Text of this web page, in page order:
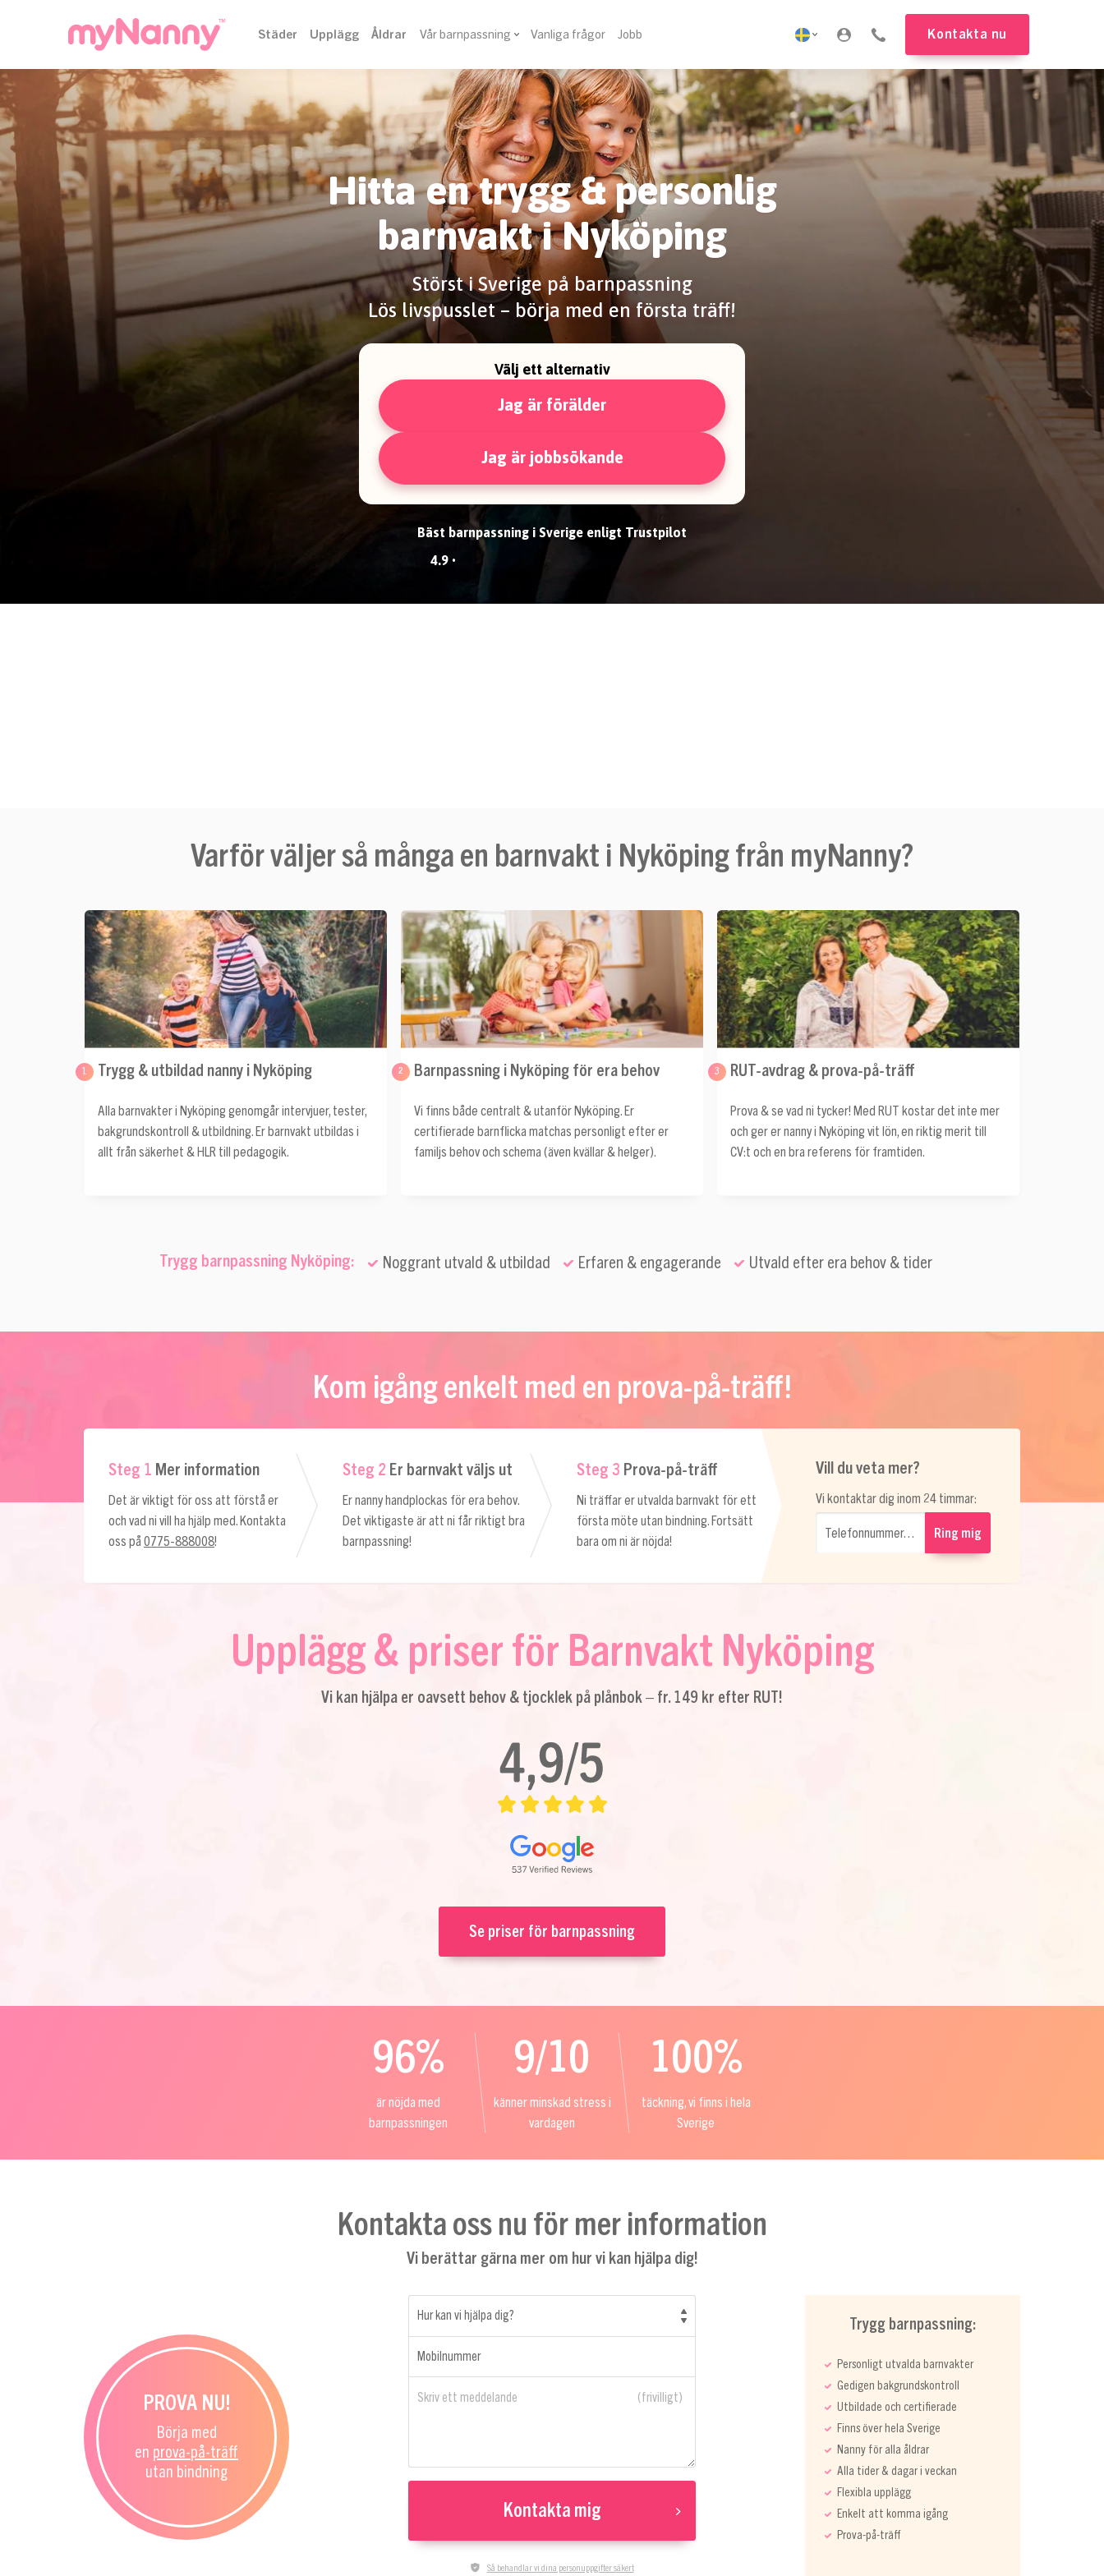
Städer Upplägg Åldrar Vår barnpassning Vanliga frågor Jobb Kontakta nu
Hitta en trygg & personlig
barnvakt i Nyköping
Störst i Sverige på barnpassning
Lös livspusslet – börja med en första träff!
Välj ett alternativ
Jag är förälder
Jag är jobbsökande
Bäst barnpassning i Sverige enligt Trustpilot
4.9 •
Varför väljer så många en barnvakt i Nyköping från myNanny?
1 Trygg & utbildad nanny i Nyköping
Alla barnvakter i Nyköping genomgår intervjuer, tester,
bakgrundskontroll & utbildning. Er barnvakt utbildas i
allt från säkerhet & HLR till pedagogik.
2 Barnpassning i Nyköping för era behov
Vi finns både centralt & utanför Nyköping. Er
certifierade barnflicka matchas personligt efter er
familjs behov och schema (även kvällar & helger).
3 RUT-avdrag & prova-på-träff
Prova & se vad ni tycker! Med RUT kostar det inte mer
och ger er nanny i Nyköping vit lön, en riktig merit till
CV:t och en bra referens för framtiden.
Trygg barnpassning Nyköping: Noggrant utvald & utbildad Erfaren & engagerande Utvald efter era behov & tider
Kom igång enkelt med en prova-på-träff!
Steg 1 Mer information
Det är viktigt för oss att förstå er
och vad ni vill ha hjälp med. Kontakta
oss på 0775-888008!
Steg 2 Er barnvakt väljs ut
Er nanny handplockas för era behov.
Det viktigaste är att ni får riktigt bra
barnpassning!
Steg 3 Prova-på-träff
Ni träffar er utvalda barnvakt för ett
första möte utan bindning. Fortsätt
bara om ni är nöjda!
Vill du veta mer?
Vi kontaktar dig inom 24 timmar:
Telefonnummer… Ring mig
Upplägg & priser för Barnvakt Nyköping
Vi kan hjälpa er oavsett behov & tjocklek på plånbok – fr. 149 kr efter RUT!
Se priser för barnpassning
96%
är nöjda med
barnpassningen
9/10
känner minskad stress i
vardagen
100%
täckning, vi finns i hela
Sverige
Kontakta oss nu för mer information
Vi berättar gärna mer om hur vi kan hjälpa dig!
PROVA NU!
Börja med
en prova-på-träff
utan bindning
Hur kan vi hjälpa dig?
Mobilnummer
Skriv ett meddelande
Kontakta mig
Så behandlar vi dina personuppgifter säkert
Trygg barnpassning:
Personligt utvalda barnvakter
Gedigen bakgrundskontroll
Utbildade och certifierade
Finns över hela Sverige
Nanny för alla åldrar
Alla tider & dagar i veckan
Flexibla upplägg
Enkelt att komma igång
Prova-på-träff